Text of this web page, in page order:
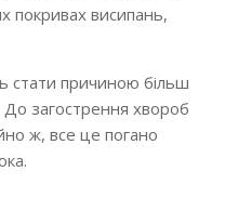
покривах висипань,
стати причиною більш
загострення хвороб
ж, все це погано